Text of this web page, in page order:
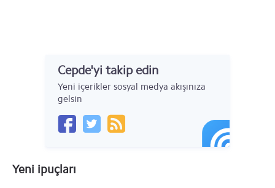
Cepde'yi takip edin
Yeni içerikler sosyal medya akışınıza
gelsin
Yeni ipuçları